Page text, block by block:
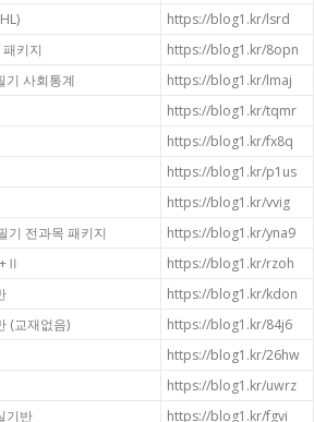
https://blog1.kr/lsrd
키지
https://blog1.kr/8opn
기 사회통계
https://blog1.kr/lmaj
https://blog1.kr/tqmr
https://blog1.kr/fx8q
https://blog1.kr/p1us
https://blog1.kr/vvig
기 전과목 패키지
https://blog1.kr/yna9
https://blog1.kr/rzoh
https://blog1.kr/kdon
(교재없음)
https://blog1.kr/84j6
https://blog1.kr/26hw
https://blog1.kr/uwrz
기반
https://blog1.kr/fgvi